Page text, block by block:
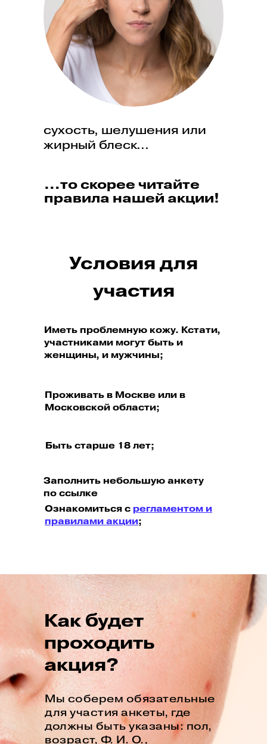
сухость, шелушения или
жирный блеск...
…то скорее читайте
правила нашей акции!
Ознакомиться с регламентом и
правилами акции;
Условия для
участия
Заполнить небольшую анкету
по ссылке
Проживать в Москве или в
Московской области;
Иметь проблемную кожу. Кстати,
участниками могут быть и
женщины, и мужчины;
Быть старше 18 лет;
Мы соберем обязательные
для участия анкеты, где
должны быть указаны: пол,
возраст, Ф. И. О.,
Как будет
проходить
акция?